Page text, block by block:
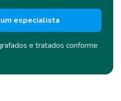
especialista
e tratados conforme